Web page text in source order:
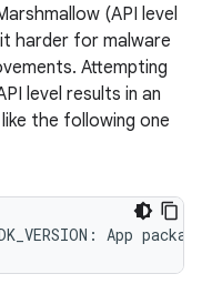
(API level
it harder for malware
Attempting
level results in an
the following one